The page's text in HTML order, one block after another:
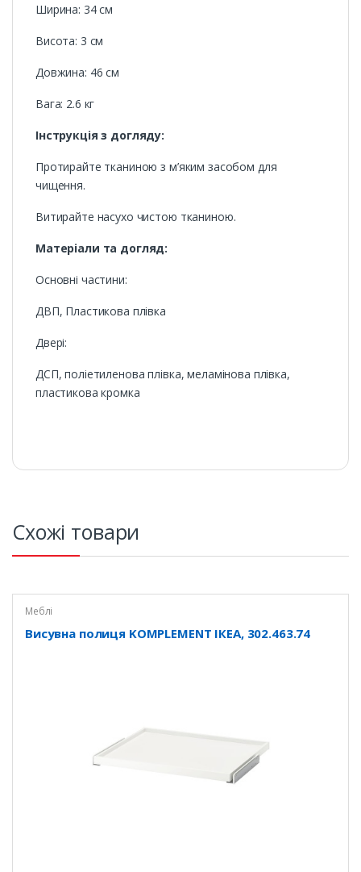
Ширина: 34 см
Висота: 3 см
Довжина: 46 см
Вага: 2.6 кг
Інструкція з догляду:
Протирайте тканиною з м’яким засобом для
чищення.
Витирайте насухо чистою тканиною.
Матеріали та догляд:
Основні частини:
ДВП, Пластикова плівка
Двері:
ДСП, поліетиленова плівка, меламінова плівка,
пластикова кромка
Схожі товари
Меблі
Висувна полиця KOMPLEMENT ІКЕА, 302.463.74